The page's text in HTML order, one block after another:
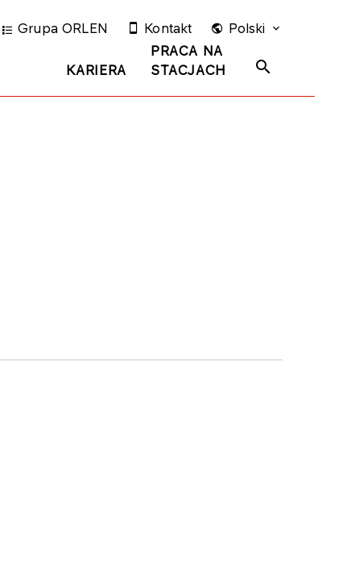
KARIERA
PRACA NA
STACJACH
Grupa ORLEN Kontakt Polski